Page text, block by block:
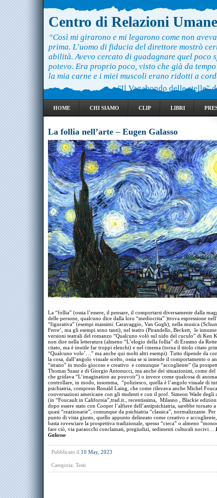
Centro di Relazioni Umane
“Così mi girarono e mi legarono come non
prima. L’uomo di fiducia del direttore mostrò
abilità. Avevo cercato di guadagnare quel poco
potevo. Era proprio poco, visto che già da
la mia carne e i miei muscoli erano ridotti a
"Il Vagabondo delle stelle"
HOME CHI SIAMO CLIP LIBRI
La follia nell’arte – Eugen Galasso
La “follia” (ossia l’essere, il pensare, il comportarsi diversamente dalla
delle persone, qualcuno dice dalla loro “mediocrita” )trova espressione
“figurativa” (esempi massimi: Caravaggio, Van Gogh), nella musica
Ferre’, ma gli esempi sono tanti), nel teatro (Pirandello, Beckett, le
versioni teatrali del romanzo “Qualcuno volò sul nido del cuculo” di Ken
non dire nella letteratura (almeno “L’elogio della follia” di Erasmo da
citato, ma è inutile far troppi elenchi) e nel cinema (torna il titolo citato
“Qualcuno volo’…” ma anche qui molti altri esempi). Tutto dipende da
la cosa, dall’angolo visuale scelto, ossia se si intende il comportamento o
“strano” in modo giocoso e creativo e comunque “accogliente” (la
Thomas Szasz e di Giorgio Antonucci, ma anche dei situazionisti, come del
che gridava “L’imagination au pouvoir”) o invece come qualcosa di
controllare, in modo, insomma, “poliziesco, quella è l’angolo visuale di
psichiatria, compreso Ronald Laing, che come rilevava anche Michel
conversazioni americane con gli studenti e con il prof. Simeon Wade degli
(in “Foucault in California”,trad.it., recentissima, Milasno , Blackie
dopo essere stato con Cooper l’alfiere dell’antipsichiatria, sarebbe tornato
quasi “reazionarie”, comunque da psichiatria “classica”, normalizzante.
punto di vista giusto, quello appunto delineato come creativo e
basta rovesciare la prospettiva tradizionale, spesso “cieca” o almeno
fare ciò, via paraocchi conclamati, pregiudizi, sedimenti culturali nocivi…
Galasso
Pubblicato il 10 May, 2023
Categoria: Testi